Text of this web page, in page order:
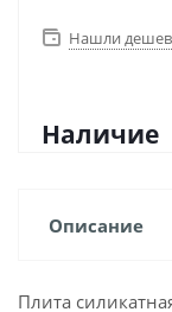
Нашли
Наличие
Описание
Плита